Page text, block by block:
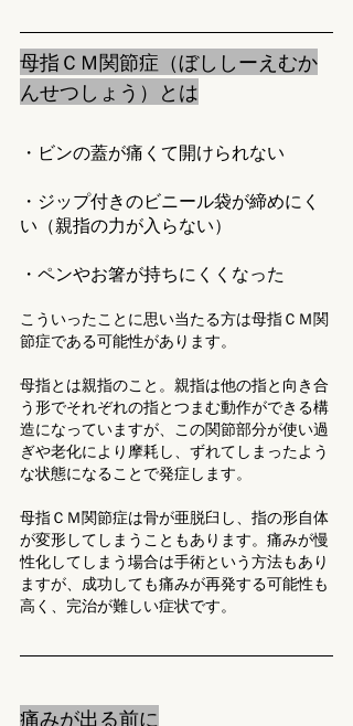
母指ＣＭ関節症（ぼししーえむか
んせつしょう）とは
・ビンの蓋が痛くて開けられない
・ジップ付きのビニール袋が締めにく
い（親指の力が入らない）
・ペンやお箸が持ちにくくなった
こういったことに思い当たる方は母指ＣＭ関
節症である可能性があります。
母指とは親指のこと。親指は他の指と向き合
う形でそれぞれの指とつまむ動作ができる構
造になっていますが、この関節部分が使い過
ぎや老化により摩耗し、ずれてしまったよう
な状態になることで発症します。
母指ＣＭ関節症は骨が亜脱臼し、指の形自体
が変形してしまうこともあります。痛みが慢
性化してしまう場合は手術という方法もあり
ますが、成功しても痛みが再発する可能性も
高く、完治が難しい症状です。
痛みが出る前に